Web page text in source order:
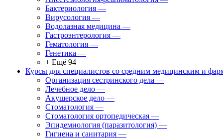
Бактериология —
Вирусология —
Водолазная медицина —
Гастроэнтерология —
Гематология —
Генетика —
+ Ещё 94
Курсы для специалистов со средним медицинским и
Организация сестринского дела —
Лечебное дело —
Акушерское дело —
Стоматология —
Стоматология ортопедическая —
Эпидемиология (паразитология) —
Гигиена и санитария —